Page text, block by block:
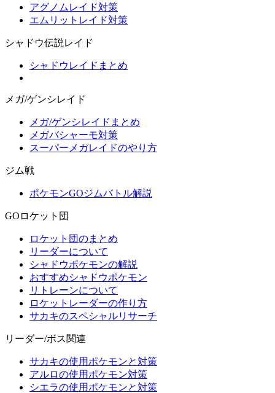
アグノムレイド対策
エムリットレイド対策
シャドウ伝説レイド
シャドウレイドまとめ
メガ/ゲンシレイド
メガ/ゲンシレイドまとめ
メガバシャーモ対策
スーパーメガレイドのやり方
ジム戦
ポケモンGOジムバトル解説
GOロケット団
ロケット団のまとめ
リーダーについて
シャドウポケモンの解説
おすすめシャドウポケモン
リトレーンについて
ロケットレーダーの作り方
サカキのスペシャルリサーチ
リーダー/ボス関連
サカキの使用ポケモンと対策
アルロの使用ポケモン対策
シエラの使用ポケモンと対策